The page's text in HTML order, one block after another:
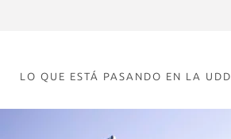
LO QUE ESTÁ PASANDO EN LA UDD